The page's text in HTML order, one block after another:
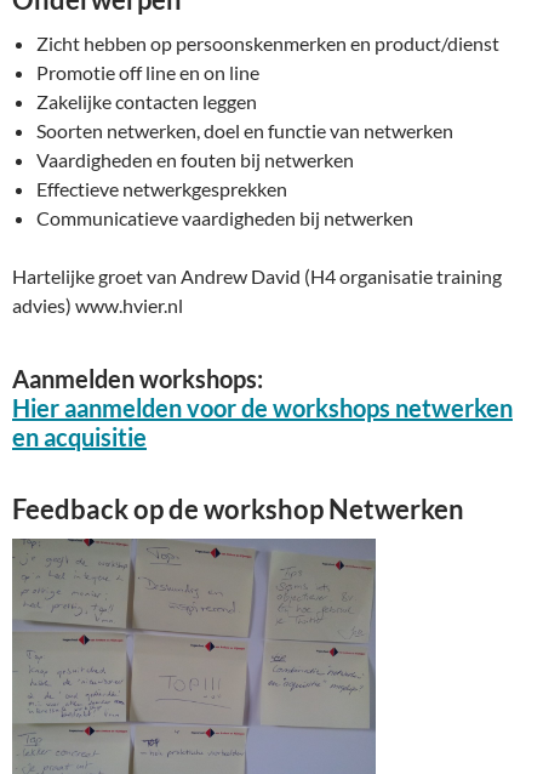
Zicht hebben op persoonskenmerken en product/dienst
Promotie off line en on line
Zakelijke contacten leggen
Soorten netwerken, doel en functie van netwerken
Vaardigheden en fouten bij netwerken
Effectieve netwerkgesprekken
Communicatieve vaardigheden bij netwerken
Hartelijke groet van Andrew David (H4 organisatie training
advies) www.hvier.nl
Aanmelden workshops:
Hier aanmelden voor de workshops netwerken
en acquisitie
Feedback op de workshop Netwerken